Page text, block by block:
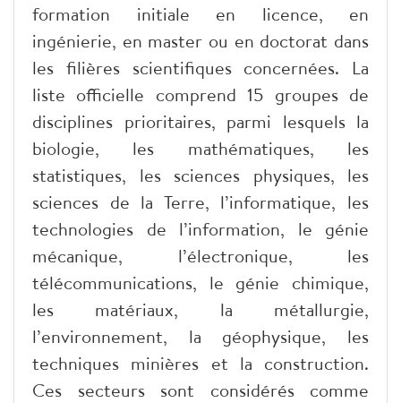
formation initiale en licence, en
ingénierie, en master ou en doctorat dans
les filières scientifiques concernées. La
liste officielle comprend 15 groupes de
disciplines prioritaires, parmi lesquels la
biologie, les mathématiques, les
statistiques, les sciences physiques, les
sciences de la Terre, l’informatique, les
technologies de l’information, le génie
mécanique, l’électronique, les
télécommunications, le génie chimique,
les matériaux, la métallurgie,
l’environnement, la géophysique, les
techniques minières et la construction.
Ces secteurs sont considérés comme